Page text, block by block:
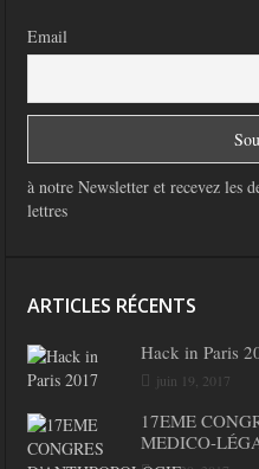
Email
à notre Newsletter et recevez les
lettres
ARTICLES RÉCENTS
Hack in Paris
juin 19, 2017
17EME
MEDICO-